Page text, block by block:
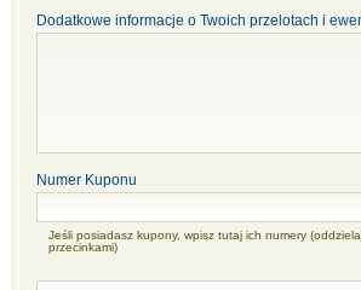
Dodatkowe informacje o Twoich przelotach i
Numer Kuponu
Jeśli posiadasz kupony, wpisz tutaj ich numery
przecinkami)